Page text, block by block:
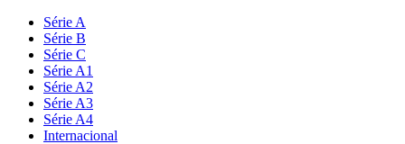
Série A
Série B
Série C
Série A1
Série A2
Série A3
Série A4
Internacional